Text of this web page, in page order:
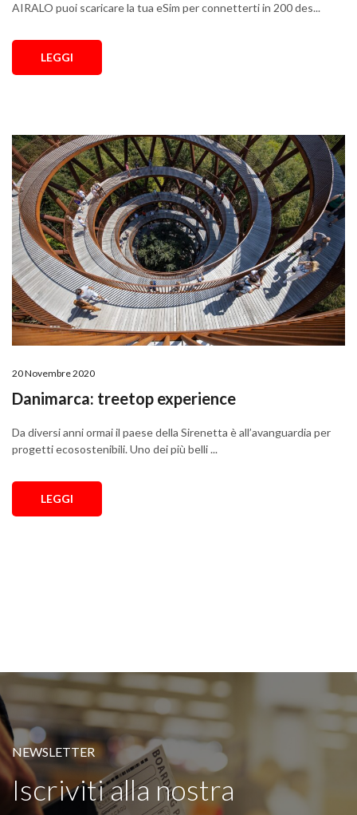
AIRALO puoi scaricare la tua eSim per connetterti in 200 des...
LEGGI
20 Novembre 2020
Danimarca: treetop experience
Da diversi anni ormai il paese della Sirenetta è all’avanguardia per
progetti ecosostenibili. Uno dei più belli ...
LEGGI
NEWSLETTER
Iscriviti alla nostra